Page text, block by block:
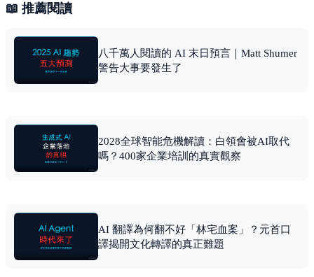
📖 推薦閱讀
八千萬人閱讀的 AI 末日預言｜Matt Shumer
警告大事要發生了
2028全球智能危機解讀：白領會被AI取代
嗎？400家企業培訓的真實觀察
AI 翻譯為何翻不好「林宅血案」？元首口
譯揭開文化轉譯的真正難題